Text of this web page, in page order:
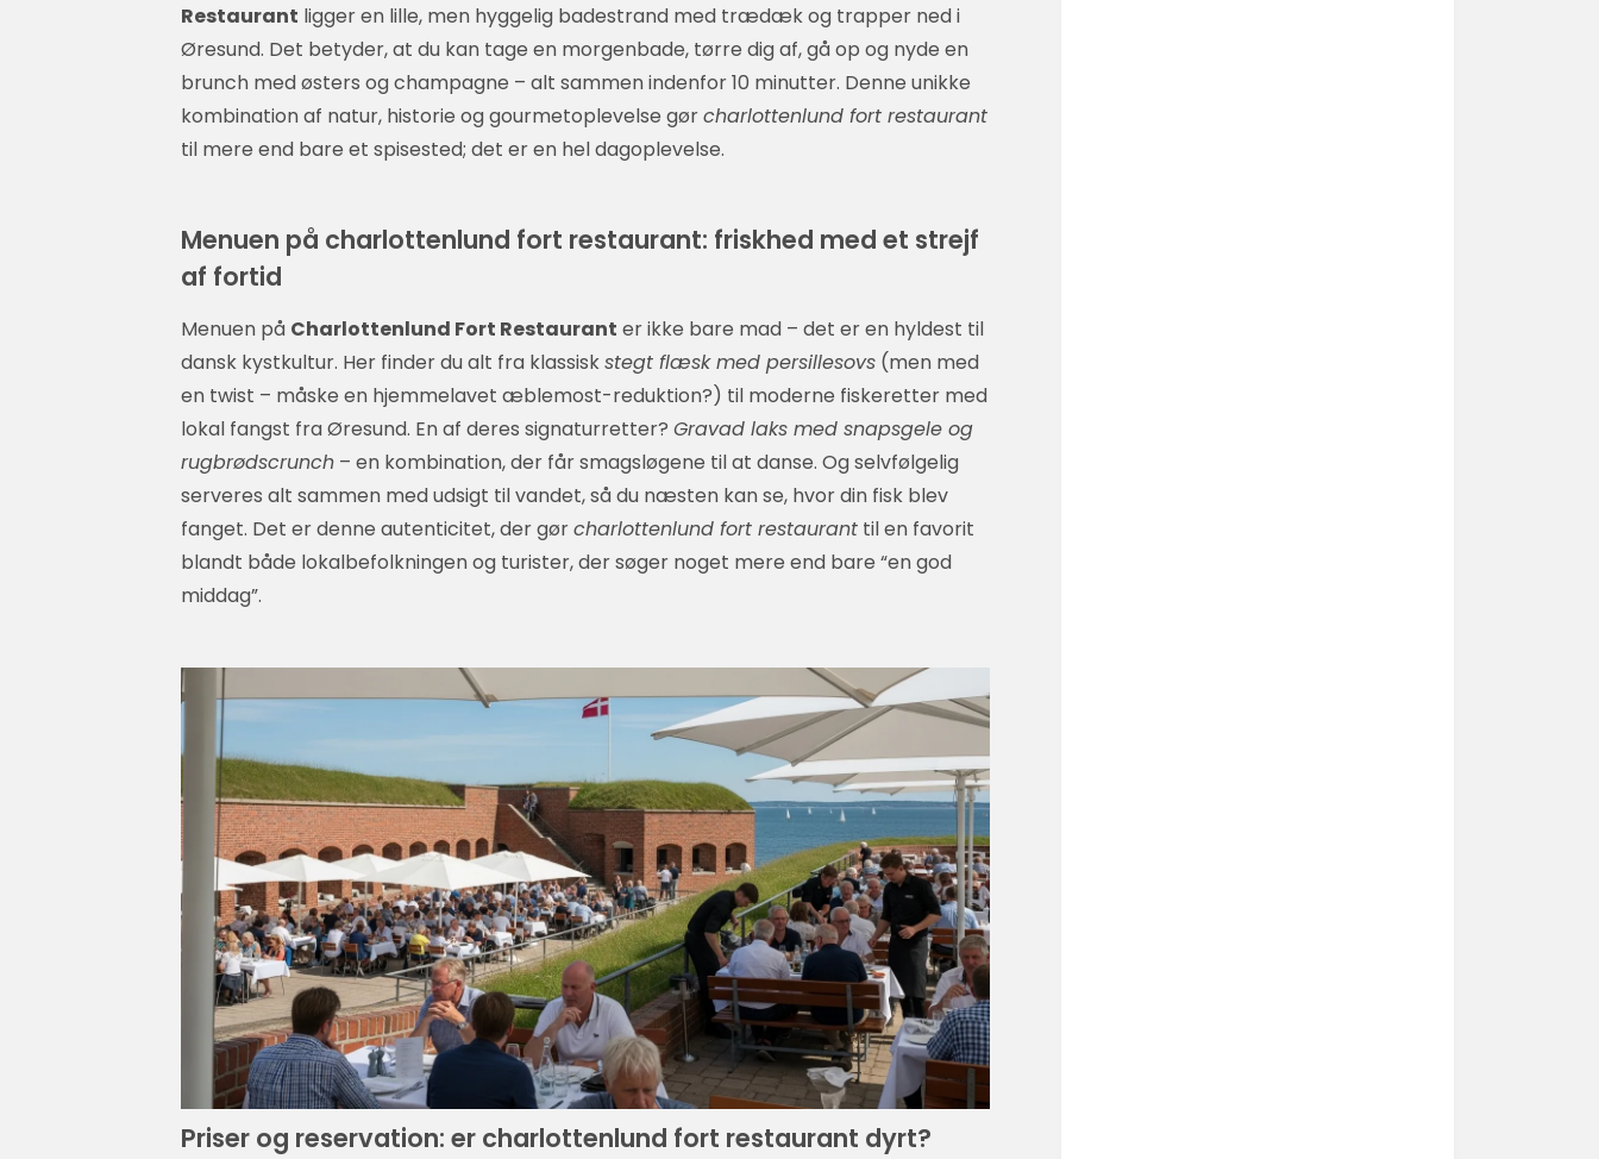
Restaurant ligger en lille, men hyggelig badestrand med trædæk og trapper ned i
Øresund. Det betyder, at du kan tage en morgenbade, tørre dig af, gå op og nyde en
brunch med østers og champagne – alt sammen indenfor 10 minutter. Denne unikke
kombination af natur, historie og gourmetoplevelse gørcharlottenlund fort restaurant
til mere end bare et spisested; det er en hel dagoplevelse.
Menuen på charlottenlund fort restaurant: friskhed med et strejf
af fortid
Menuen på Charlottenlund Fort Restaurant er ikke bare mad – det er en hyldest til
dansk kystkultur. Her finder du alt fra klassiskstegt flæsk med persillesovs (men med
en twist – måske en hjemmelavet æblemost-reduktion?) til moderne fiskeretter med
lokal fangst fra Øresund. En af deres signaturretter? Gravad laks med snapsgele og
rugbrødscrunch – en kombination, der får smagsløgene til at danse. Og selvfølgelig
serveres alt sammen med udsigt til vandet, så du næsten kan se, hvor din fisk blev
fanget. Det er denne autenticitet, der gørcharlottenlund fort restaurant til en favorit
blandt både lokalbefolkningen og turister, der søger noget mere end bare “en god
middag”.
Priser og reservation: er charlottenlund fort restaurant dyrt?